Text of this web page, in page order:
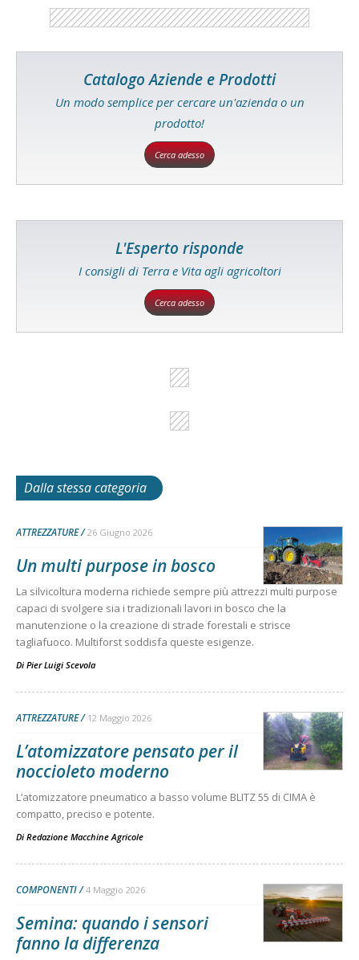
Catalogo Aziende e Prodotti
Un modo semplice per cercare un'azienda o un
prodotto!
Cerca adesso
L'Esperto risponde
I consigli di Terra e Vita agli agricoltori
Cerca adesso
Dalla stessa categoria
ATTREZZATURE 26 Giugno 2026
Un multi purpose in bosco
La silvicoltura moderna richiede sempre più attrezzi multi purpose
capaci di svolgere sia i tradizionali lavori in bosco che la
manutenzione o la creazione di strade forestali e strisce
tagliafuoco. Multiforst soddisfa queste esigenze.
Di Pier Luigi Scevola
ATTREZZATURE 12 Maggio 2026
L’atomizzatore pensato per il
noccioleto moderno
L’atomizzatore pneumatico a basso volume BLITZ 55 di CIMA è
compatto, preciso e potente.
Di Redazione Macchine Agricole
COMPONENTI 4 Maggio 2026
Semina: quando i sensori
fanno la differenza